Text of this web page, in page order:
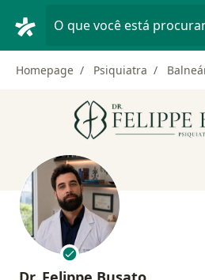
O que você está
Homepage Psiquiatra